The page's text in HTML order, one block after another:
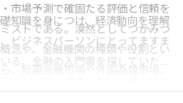
市場予測で確固たる評価と信頼を
ストである。漠然としてつかみづ
念や、金融機関の種類や役割とい
金融市場、デリバティブ、金融商
知識を身につけ、経済動向を理解
、ビジネスパーソンにとってますま
る。金融の入門書を探していた人